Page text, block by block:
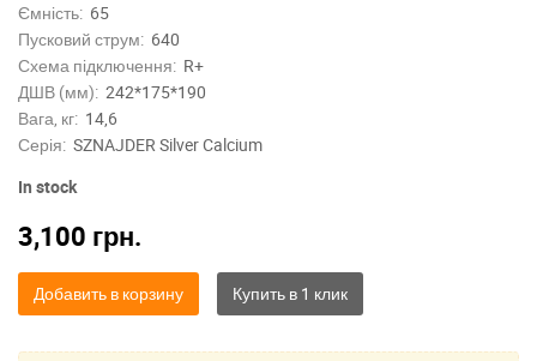
Ємність: 65
Пусковий струм: 640
Схема підключення: R+
ДШВ (мм): 242*175*190
Вага, кг: 14,6
Серія: SZNAJDER Silver Calcium
In stock
3,100 грн.
Добавить в корзину